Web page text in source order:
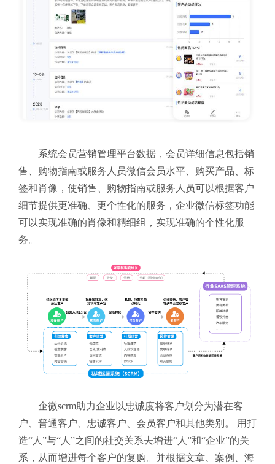
系统会员营销管理平台数据，会员详细信息包括销
售、购物指南或服务人员微信会员水平、购买产品、标
签和肖像，使销售、购物指南或服务人员可以根据客户
细节提供更准确、更个性化的服务，企业微信标签功能
可以实现准确的肖像和精细组，实现准确的个性化服
务。
企微scrm助力企业以忠诚度将客户划分为潜在客
户、普通客户、忠诚客户、会员客户和其他类别。 用打
造“人”与“人”之间的社交关系去增进“人”和“企业”的关
系，从而增进每个客户的复购。并根据文章、案例、海